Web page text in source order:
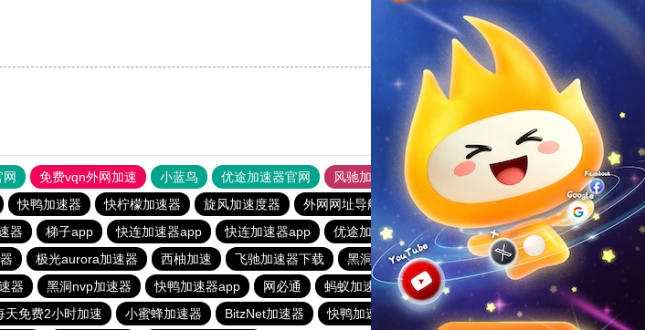
支持
网 免费vqn外网加速 小蓝鸟 优途加速器官网 风驰加速器
旋风加速器
快鸭加速器 快柠檬加速器 旋风加速度器 外网网址导航 软件中心 雷霆加速
狂飙加速器
器 梯子app 快连加速器app 快连加速器app 优途加速器app官网
每天试用一小时加速器
极光aurora加速器 西柚加速 飞驰加速器下载 黑洞官方加速器 酷通vp加速器
outline
器 黑洞nvp加速器 快鸭加速器app 网必通
蚂蚁加速npv下载官网ios
天免费2小时加速 小蜜蜂加速器 BitzNet加速器 快鸭加速器官网 永久免费vqn加速外网